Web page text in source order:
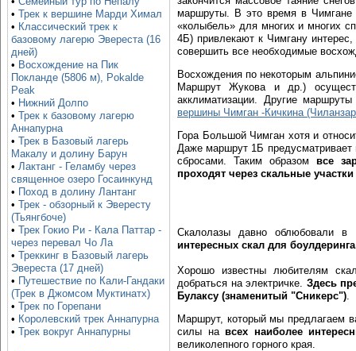
• Трек к вершине Марди Химал
• Классический трек к
базовому лагерю Эвереста (16
дней)
• Восхождение на Пик
Покланде (5806 м), Pokalde
Peak
• Нижний Долпо
• Трек к базовому лагерю
Аннапурна
• Трек в Базовый лагерь
Макалу и долину Барун
• Лактанг - Геламбу через
священное озеро Госаинкунд
• Поход в долину Лантанг
• Трек - обзорный к Эвересту
(Тьянгбоче)
• Трек Гокио Ри - Кала Паттар -
через перевал Чо Ла
• Треккинг в Базовый лагерь
Эвереста (17 дней)
• Путешествие по Кали-Гандаки
(Трек в Джомсом Муктинатх)
• Трек по Горепани
• Королевский трек Аннапурна
• Трек вокруг Аннапурны
маршруты. В это время в Чимгане
«колыбель» для многих и многих
4Б) привлекают к Чимгану
совершить все необходимые
Восхождения по некоторым
Маршрут Жукова и др.)
акклиматизации. Другие
вершины Чимган -Кичкина
Гора Большой Чимган хотя и
Даже маршрут 1Б
сбросами. Таким образом все
проходят через скальные
Скалолазы давно облюбовали в
интересных скал для
Хорошо известны любителям
добраться на электричке. Здесь
Булаксу (знаменитый "Сникерс")
Маршрут, который мы предлагаем
силы навсех наиболее
великолепного горного края.